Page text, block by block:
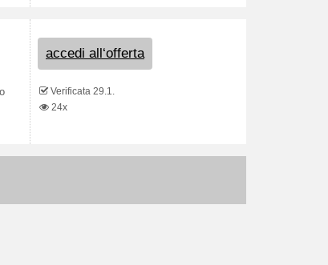
accedi all‘offerta
Verificata 29.1.
24x